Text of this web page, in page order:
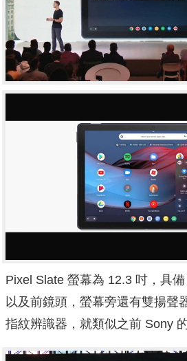
Pixel Slate 螢幕為 12.3 吋，具
以及前鏡頭，螢幕旁還有雙揚聲
指紋辨識器，就類似之前 Sony